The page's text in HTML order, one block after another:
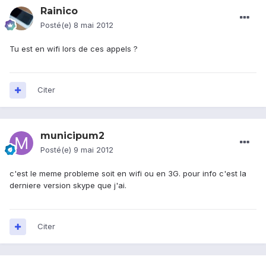
Rainico
Posté(e) 8 mai 2012
Tu est en wifi lors de ces appels ?
Citer
municipum2
Posté(e) 9 mai 2012
c'est le meme probleme soit en wifi ou en 3G. pour info c'est la
derniere version skype que j'ai.
Citer